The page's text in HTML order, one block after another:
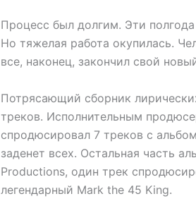
Процесс был долгим. Эти
Но тяжелая работа окупилась.
все, наконец, закончил свой
Потрясающий сборник
треков. Исполнительным
спродюсировал 7 треков с
заденет всех. Остальная часть
Productions, один трек
легендарный Mark the 45 King.